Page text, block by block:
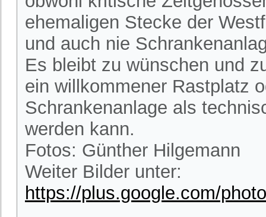
ehemaligen Stecke der
und auch nie
Es bleibt zu wünschen und
ein willkommener Rastplatz
Schrankenanlage als
werden kann.
Fotos: Günther Hilgemann
Weiter Bilder unter:
https://plus.google.com/